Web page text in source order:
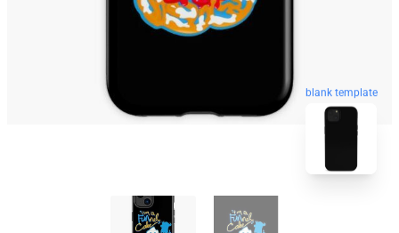
blank template